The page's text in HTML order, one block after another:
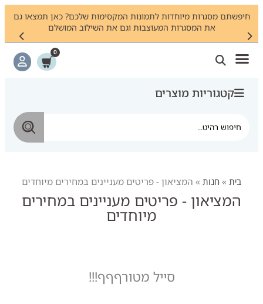
חיפשתם מסגרות מיוחדות לתמונות המקסימות שלכם? כאן תמצאו גם
את המסגרות המעוצבות וגם את השילוב המושלם
0
קטגוריות מוצרים
בית » חנות » המציאון - פריטים מעניינים במחירים מיוחדים
המציאון - פריטים מעניינים במחירים
מיוחדים
סייל מטורףףף!!!